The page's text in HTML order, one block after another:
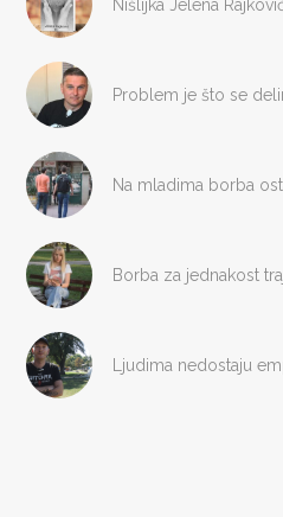
Nišlijka Jelena
Problem je što se
Na mladima borba
Borba za jednakost
Ljudima nedostaju